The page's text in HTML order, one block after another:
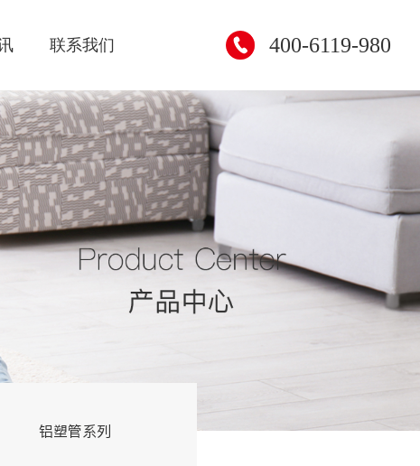
联系我们 400-6119-980
铝塑管系列 交联管系列